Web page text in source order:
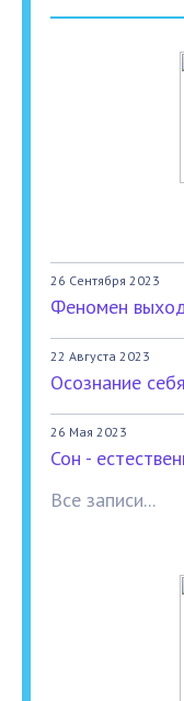
26 Сентября 2023
Феномен
22 Августа 2023
Осознание
26 Мая 2023
Сон -
Все записи...